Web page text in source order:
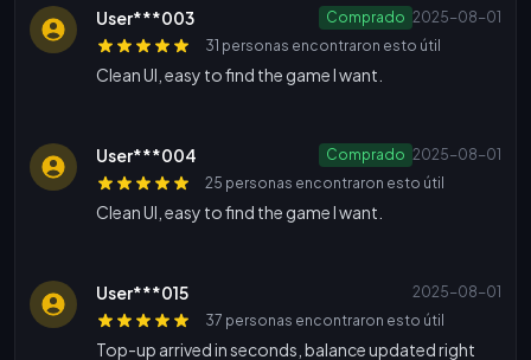
User***003 Comprado 2025-08-01
31 personas encontraron esto útil
Clean UI, easy to find the game I want.
User***004 Comprado 2025-08-01
25 personas encontraron esto útil
Clean UI, easy to find the game I want.
User***015
2025-08-01
37 personas encontraron esto útil
Top-up arrived in seconds, balance updated right